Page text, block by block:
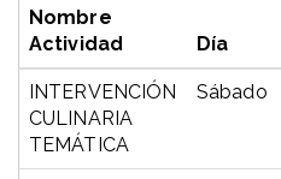
Nombre
Actividad
Día
INTERVENCIÓN
CULINARIA
TEMÁTICA
Sábado